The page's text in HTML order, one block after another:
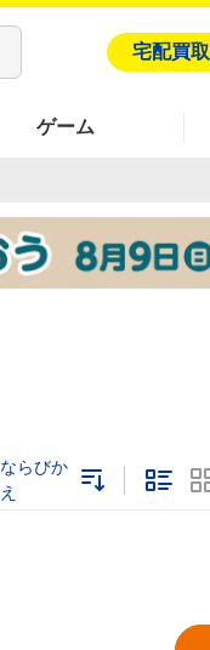
宅配買取
ゲーム
ならびか
え